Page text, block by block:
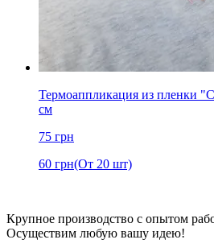
Термоаппликация из пленки
см
75 грн
60 грн(От 20 шт)
Крупное производство с опытом
Осуществим любую вашу идею!